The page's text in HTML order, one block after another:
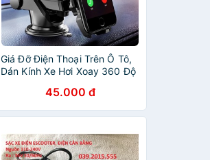
Giá Đỡ Điện Thoại Trên Ô Tô,
Dán Kính Xe Hơi Xoay 360 Độ
45.000 đ